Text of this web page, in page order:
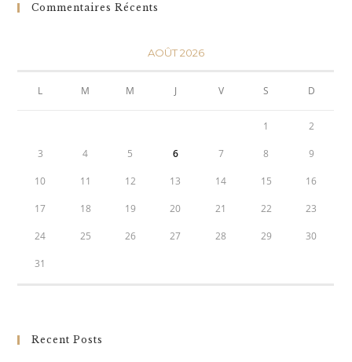
Commentaires Récents
AOÛT 2026
L M M J V S D
1 2
3 4 5 6 7 8 9
10 11 12 13 14 15 16
17 18 19 20 21 22 23
24 25 26 27 28 29 30
31
Recent Posts